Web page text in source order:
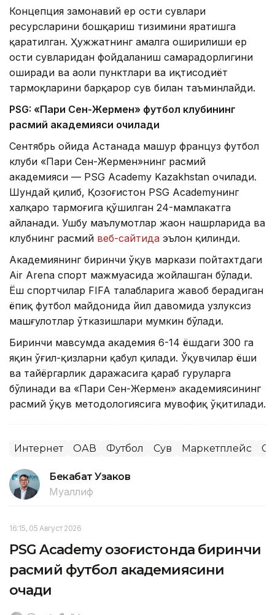
Концепция замонавий ер ости сувлари
ресурсларини бошқариш тизимини яратишга
қаратилган. Ҳужжатнинг амалга оширилиши ер
ости сувларидан фойдаланиш самарадорлигини
оширади ва аҳоли пунктлари ва иқтисодиёт
тармоқларини барқарор сув билан таъминлайди.
PSG: «Пари Сен-Жермен» футбол клубининг
расмий академияси очилади
Сентябрь ойида Астанада машҳур француз футбол
клуби «Пари Сен-Жермен»нинг расмий
академияси — PSG Academy Kazakhstan очилади.
Шундай қилиб, Қозоғистон PSG Academyнинг
халқаро тармоғига қўшилган 24-мамлакатга
айланади. Ушбу маълумотлар жаҳон нашрларида ва
клубнинг расмий веб-сайтида эълон қилинди.
Академиянинг биринчи ўқув маркази пойтахтдаги
Air Arena спорт мажмуасида жойлашган бўлади.
Ёш спортчилар FIFA талабларига жавоб берадиган
ёпиқ футбол майдонида йил давомида узлуксиз
машғулотлар ўтказишлари мумкин бўлади.
Биринчи мавсумда академия 6-14 ёшдаги 300 га
яқин ўғил-қизларни қабул қилади. Ўқувчилар ёши
ва тайёргарлик даражасига қараб гуруҳларга
бўлинади ва «Пари Сен-Жермен» академиясининг
расмий ўқув методологиясига мувофиқ ўқитилади.
Интернет ОАВ Футбол Сув Маркетплейс
Бекабат Узаков
Муаллиф
16:15, 05 Август 2026
PSG Academy Қозоғистонда биринчи
расмий футбол академиясини
очади